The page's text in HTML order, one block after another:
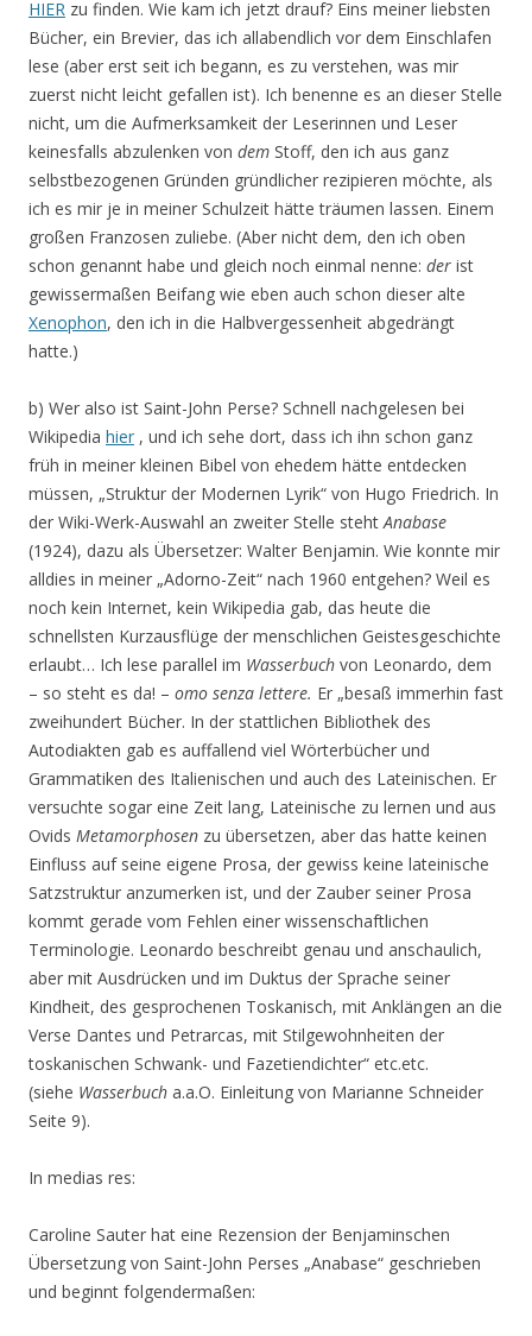
HIER zu finden. Wie kam ich jetzt drauf? Eins meiner liebsten
Bücher, ein Brevier, das ich allabendlich vor dem Einschlafen
lese (aber erst seit ich begann, es zu verstehen, was mir
zuerst nicht leicht gefallen ist). Ich benenne es an dieser Stelle
nicht, um die Aufmerksamkeit der Leserinnen und Leser
keinesfalls abzulenken von dem Stoff, den ich aus ganz
selbstbezogenen Gründen gründlicher rezipieren möchte, als
ich es mir je in meiner Schulzeit hätte träumen lassen. Einem
großen Franzosen zuliebe. (Aber nicht dem, den ich oben
schon genannt habe und gleich noch einmal nenne: der ist
gewissermaßen Beifang wie eben auch schon dieser alte
Xenophon, den ich in die Halbvergessenheit abgedrängt
hatte.)
b) Wer also ist Saint-John Perse? Schnell nachgelesen bei
Wikipedia hier , und ich sehe dort, dass ich ihn schon ganz
früh in meiner kleinen Bibel von ehedem hätte entdecken
müssen, „Struktur der Modernen Lyrik“ von Hugo Friedrich. In
der Wiki-Werk-Auswahl an zweiter Stelle stehtAnabase
(1924), dazu als Übersetzer: Walter Benjamin. Wie konnte mir
alldies in meiner „Adorno-Zeit“ nach 1960 entgehen? Weil es
noch kein Internet, kein Wikipedia gab, das heute die
schnellsten Kurzausflüge der menschlichen Geistesgeschichte
erlaubt… Ich lese parallel im Wasserbuch von Leonardo, dem
– so steht es da! – omo senza lettere. Er „besaß immerhin fast
zweihundert Bücher. In der stattlichen Bibliothek des
Autodiakten gab es auffallend viel Wörterbücher und
Grammatiken des Italienischen und auch des Lateinischen. Er
versuchte sogar eine Zeit lang, Lateinische zu lernen und aus
Ovids Metamorphosen zu übersetzen, aber das hatte keinen
Einfluss auf seine eigene Prosa, der gewiss keine lateinische
Satzstruktur anzumerken ist, und der Zauber seiner Prosa
kommt gerade vom Fehlen einer wissenschaftlichen
Terminologie. Leonardo beschreibt genau und anschaulich,
aber mit Ausdrücken und im Duktus der Sprache seiner
Kindheit, des gesprochenen Toskanisch, mit Anklängen an die
Verse Dantes und Petrarcas, mit Stilgewohnheiten der
toskanischen Schwank- und Fazetiendichter“ etc.etc.
(siehe Wasserbuch a.a.O. Einleitung von Marianne Schneider
Seite 9).
In medias res:
Caroline Sauter hat eine Rezension der Benjaminschen
Übersetzung von Saint-John Perses „Anabase“ geschrieben
und beginnt folgendermaßen: